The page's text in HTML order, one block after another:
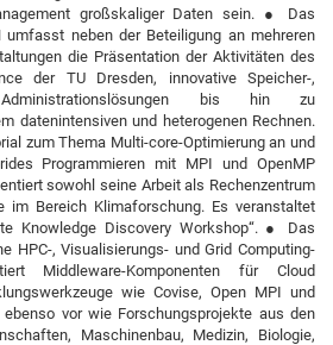
großskaliger Daten sein. ● Das
neben der Beteiligung an mehreren
die Präsentation der Aktivitäten des
der TU Dresden, innovative Speicher-,
bis hin zu
datenintensiven und heterogenen Rechnen.
zum Thema Multi-core-Optimierung an und
Programmieren mit MPI und OpenMP
sowohl seine Arbeit als Rechenzentrum
im Bereich Klimaforschung. Es veranstaltet
Knowledge Discovery Workshop“. ● Das
HPC-, Visualisierungs- und Grid Computing-
Middleware-Komponenten für Cloud
wie Covise, Open MPI und
vor wie Forschungsprojekte aus den
Maschinenbau, Medizin, Biologie,